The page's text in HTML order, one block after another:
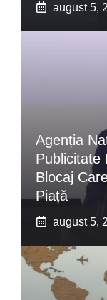
august 5,
Agenția
Publicitate
Blocaj
Piață
august 5,